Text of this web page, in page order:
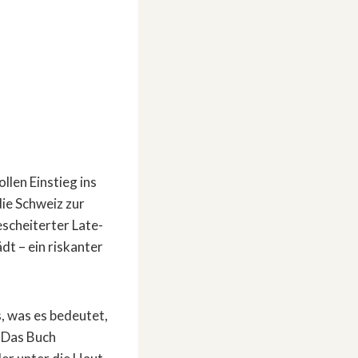
Einstieg ins
Schweiz zur
Late-
– ein riskanter
was es bedeutet,
Buch